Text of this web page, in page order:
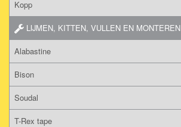
Kopp
LIJMEN, KITTEN, VULLEN EN MONTEREN
Alabastine
Bison
Soudal
T-Rex tape